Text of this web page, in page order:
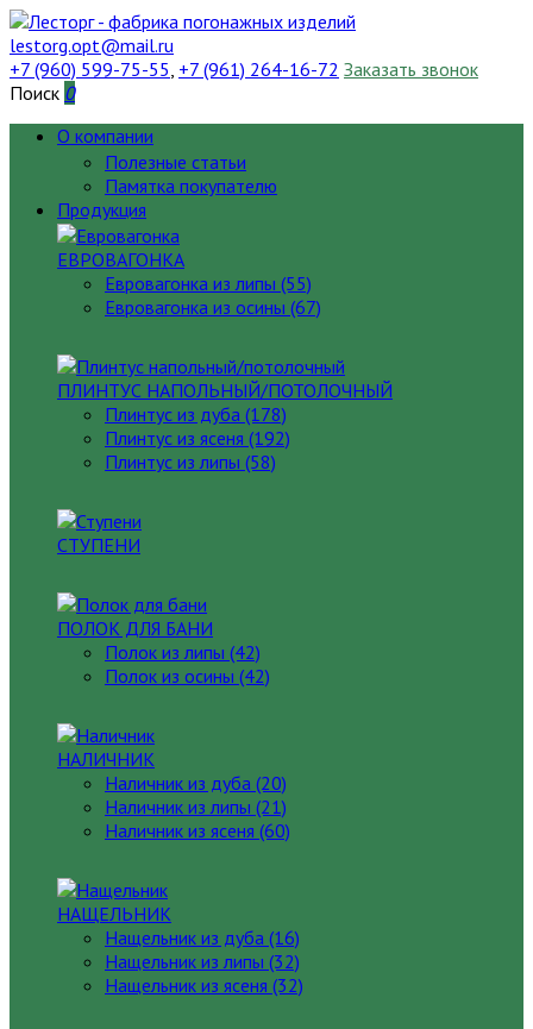
lestorg.opt@mail.ru
+7 (960) 599-75-55, +7 (961) 264-16-72 Заказать звонок
Поиск 0
О компании
Полезные статьи
Памятка покупателю
Продукция
ЕВРОВАГОНКА
Евровагонка из липы (55)
Евровагонка из осины (67)
ПЛИНТУС НАПОЛЬНЫЙ/ПОТОЛОЧНЫЙ
Плинтус из дуба (178)
Плинтус из ясеня (192)
Плинтус из липы (58)
СТУПЕНИ
ПОЛОК ДЛЯ БАНИ
Полок из липы (42)
Полок из осины (42)
НАЛИЧНИК
Наличник из дуба (20)
Наличник из липы (21)
Наличник из ясеня (60)
НАЩЕЛЬНИК
Нащельник из дуба (16)
Нащельник из липы (32)
Нащельник из ясеня (32)